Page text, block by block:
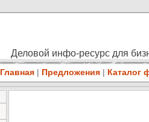
Деловой инфо-ресурс для
Главная | Предложения | Каталог